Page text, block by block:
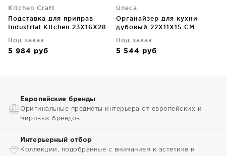
Kitchen Craft
Подставка для приправ
Industrial Kitchen 23X16X28
Под заказ
5 984 руб
Uneca
Органайзер для кухни
дубовый 22X11X15 CM
Под заказ
5 544 руб
Европейские бренды
Оригинальные предметы интерьера от европейских и
мировых брендов
Интерьерный отбор
Коллекции, подобранные с вниманием к эстетике и